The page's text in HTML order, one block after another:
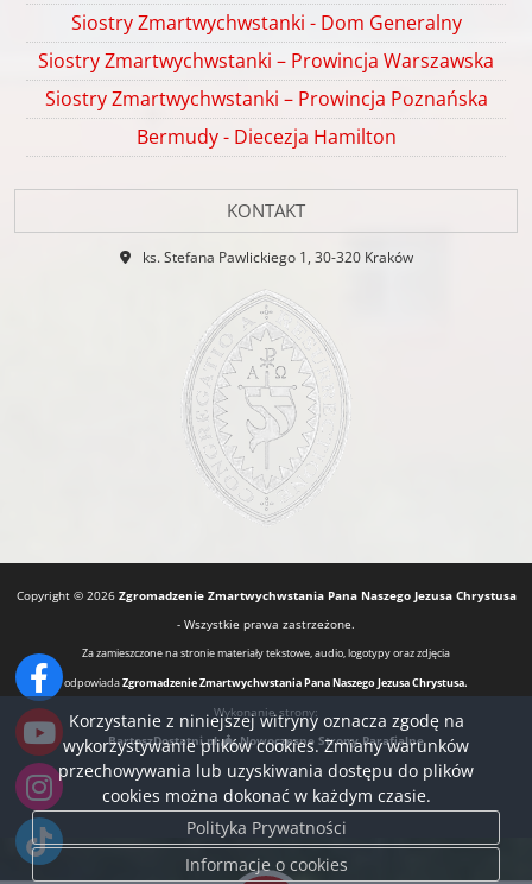
Siostry Zmartwychwstanki - Dom Generalny
Siostry Zmartwychwstanki – Prowincja Warszawska
Siostry Zmartwychwstanki – Prowincja Poznańska
Bermudy - Diecezja Hamilton
KONTAKT
ks. Stefana Pawlickiego 1, 30-320 Kraków
Copyright © 2026 Zgromadzenie Zmartwychwstania Pana Naszego Jezusa Chrystusa
- Wszystkie prawa zastrzeżone.
Za zamieszczone na stronie materiały tekstowe, audio, logotypy oraz zdjęcia
odpowiadaZgromadzenie Zmartwychwstania Pana Naszego Jezusa Chrystusa.
Wykonanie strony:
BartoszDostatni.pl
Nowoczesne Strony Parafialne
Korzystanie z niniejszej witryny oznacza zgodę na
wykorzystywanie plików cookies. Zmiany warunków
przechowywania lub uzyskiwania dostępu do plików
cookies można dokonać w każdym czasie.
Polityka Prywatności
Informacje o cookies